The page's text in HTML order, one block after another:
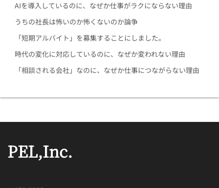
AIを導入しているのに、なぜか仕事がラクにならない理由
うちの社長は怖いのか怖くないのか論争
「短期アルバイト」を募集することにしました。
時代の変化に対応しているのに、なぜか変われない理由
「相談される会社」なのに、なぜか仕事につながらない理由
PEL,Inc.